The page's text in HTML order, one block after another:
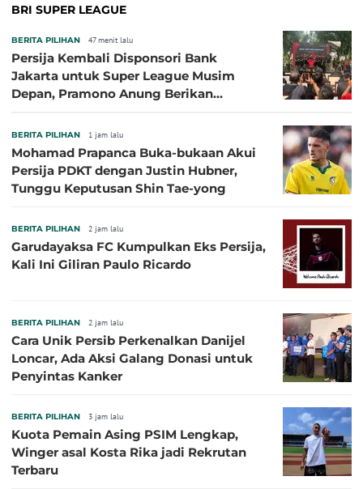
BRI SUPER LEAGUE
BERITA PILIHAN 47 menit lalu
Persija Kembali Disponsori Bank
Jakarta untuk Super League Musim
Depan, Pramono Anung Berikan
BERITA PILIHAN 1 jam lalu
Mohamad Prapanca Buka-bukaan Akui
Persija PDKT dengan Justin Hubner,
Tunggu Keputusan Shin Tae-yong
BERITA PILIHAN 2 jam lalu
Garudayaksa FC Kumpulkan Eks Persija,
Kali Ini Giliran Paulo Ricardo
BERITA PILIHAN 2 jam lalu
Cara Unik Persib Perkenalkan Danijel
Loncar, Ada Aksi Galang Donasi untuk
Penyintas Kanker
BERITA PILIHAN 3 jam lalu
Kuota Pemain Asing PSIM Lengkap,
Winger asal Kosta Rika jadi Rekrutan
Terbaru